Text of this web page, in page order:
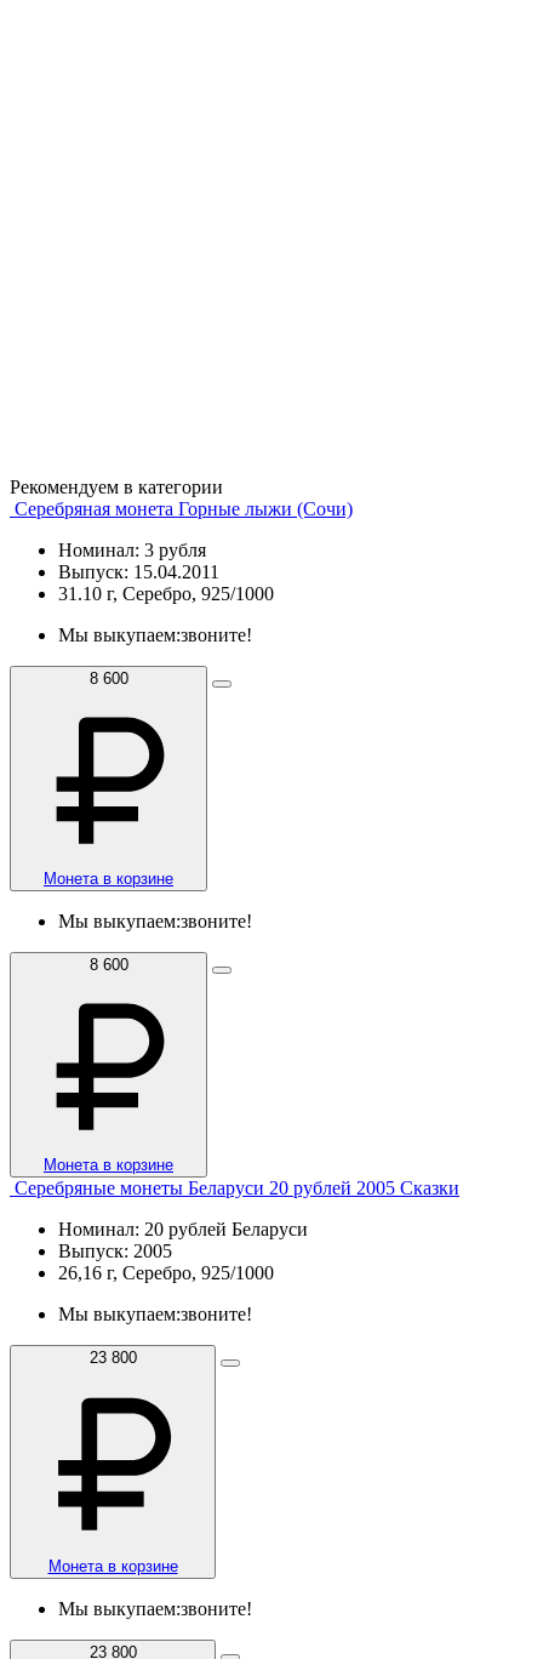
Рекомендуем в категории
Серебряная монета Горные лыжи (Сочи)
Номинал: 3 рубля
Выпуск: 15.04.2011
31.10 г, Серебро, 925/1000
Мы выкупаем:звоните!
8 600
Монета в корзине
Мы выкупаем:звоните!
8 600
Монета в корзине
Серебряные монеты Беларуси 20 рублей 2005 Сказки
Номинал: 20 рублей Беларуси
Выпуск: 2005
26,16 г, Серебро, 925/1000
Мы выкупаем:звоните!
23 800
Монета в корзине
Мы выкупаем:звоните!
23 800